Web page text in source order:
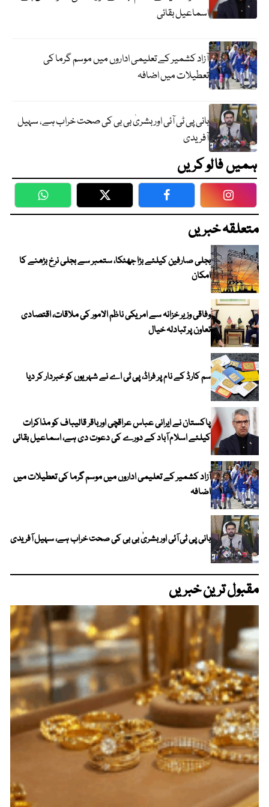
اسماعیل بقائی
آزاد کشمیر کے تعلیمی اداروں میں موسم گرما کی
تعطیلات میں اضافہ
بانی پی ٹی آئی اور بشریٰ بی بی کی صحت خراب ہے، سہیل
آفریدی
ہمیں فالو کریں
WhatsApp Twitter Facebook
متعلقہ خبریں
بجلی صارفین کیلئے بڑا جھٹکا، ستمبر سے بجلی نرخ بڑھنے کا
امکان
وفاقی وزیر خزانہ سے امریکی ناظم الامور کی ملاقات، اقتصادی
تعاون پر تبادلہ خیال
سم کارڈ کے نام پر فراڈ، پی ٹی اے نے شہریوں کو خبردار کر دیا
پاکستان نے ایرانی عباس عراقچی اورباقر قالیباف کو مذاکرات
کیلئے اسلام آباد کے دورے کی دعوت دی ہے، اسماعیل بقائی
آزاد کشمیر کے تعلیمی اداروں میں موسم گرما کی تعطیلات میں
اضافہ
بانی پی ٹی آئی اور بشریٰ بی بی کی صحت خراب ہے، سہیل آفریدی
مقبول ترین خبریں